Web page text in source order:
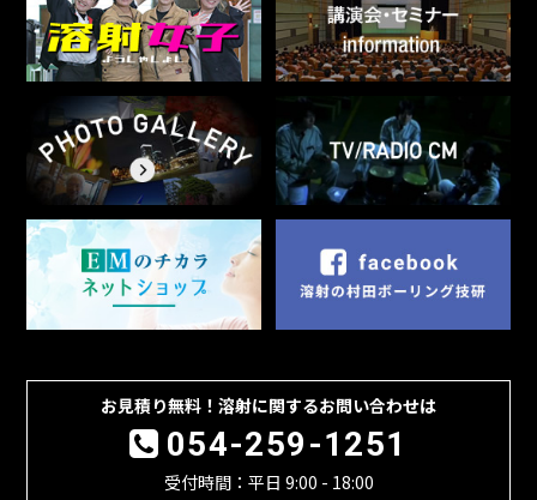
お見積り無料！溶射に関するお問い合わせは
054-259-1251
受付時間：平日 9:00 - 18:00